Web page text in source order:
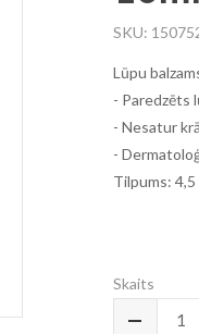
SKU
Lūpu
- Paredzēts
- Nesatur
-
Skaits